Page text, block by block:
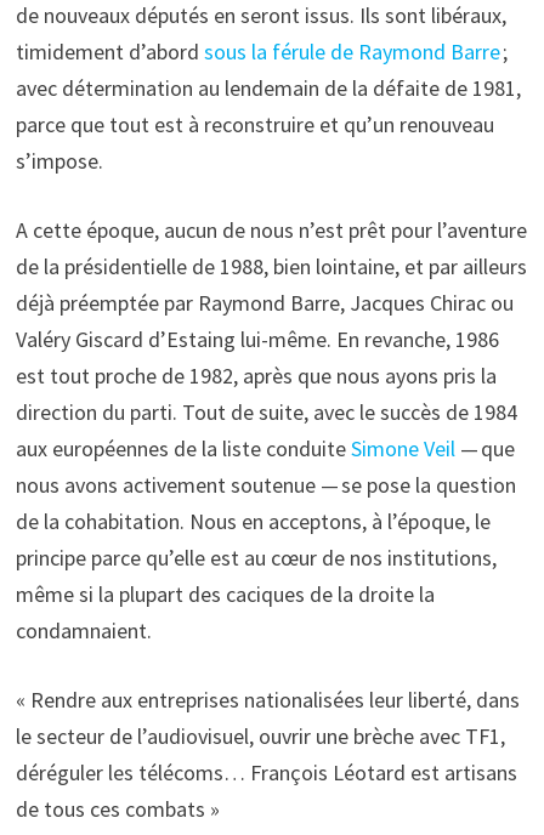
de nouveaux députés en seront issus. Ils sont libéraux,
timidement d’abord sous la férule de Raymond Barre;
avec détermination au lendemain de la défaite de 1981,
parce que tout est à reconstruire et qu’un renouveau
s’impose.
A cette époque, aucun de nous n’est prêt pour l’aventure
de la présidentielle de 1988, bien lointaine, et par ailleurs
déjà préemptée par Raymond Barre, Jacques Chirac ou
Valéry Giscard d’Estaing lui-même. En revanche, 1986
est tout proche de 1982, après que nous ayons pris la
direction du parti. Tout de suite, avec le succès de 1984
aux européennes de la liste conduiteSimone Veil— que
nous avons activement soutenue — se pose la question
de la cohabitation. Nous en acceptons, à l’époque, le
principe parce qu’elle est au cœur de nos institutions,
même si la plupart des caciques de la droite la
condamnaient.
« Rendre aux entreprises nationalisées leur liberté, dans
le secteur de l’audiovisuel, ouvrir une brèche avec TF1,
déréguler les télécoms… François Léotard est artisans
de tous ces combats »